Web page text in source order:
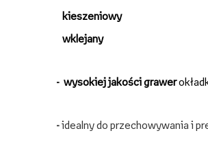
kieszeniowy
wklejany
- wysokiej jakości grawer
-idealny do przechowywania i